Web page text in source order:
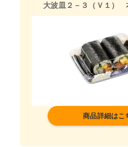
大波皿２－３（Ｖ１
商品詳細はこ